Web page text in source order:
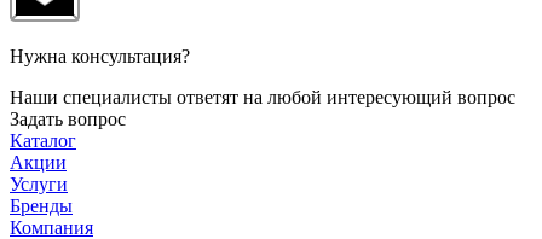
Нужна консультация?
Наши специалисты ответят на любой интересующий вопрос
Задать вопрос
Каталог
Акции
Услуги
Бренды
Компания